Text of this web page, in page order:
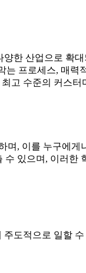
한 산업으로 확
프로세스, 매력
고 수준의 커스
, 이를 누구에게
있으며, 이러한
도적으로 일할